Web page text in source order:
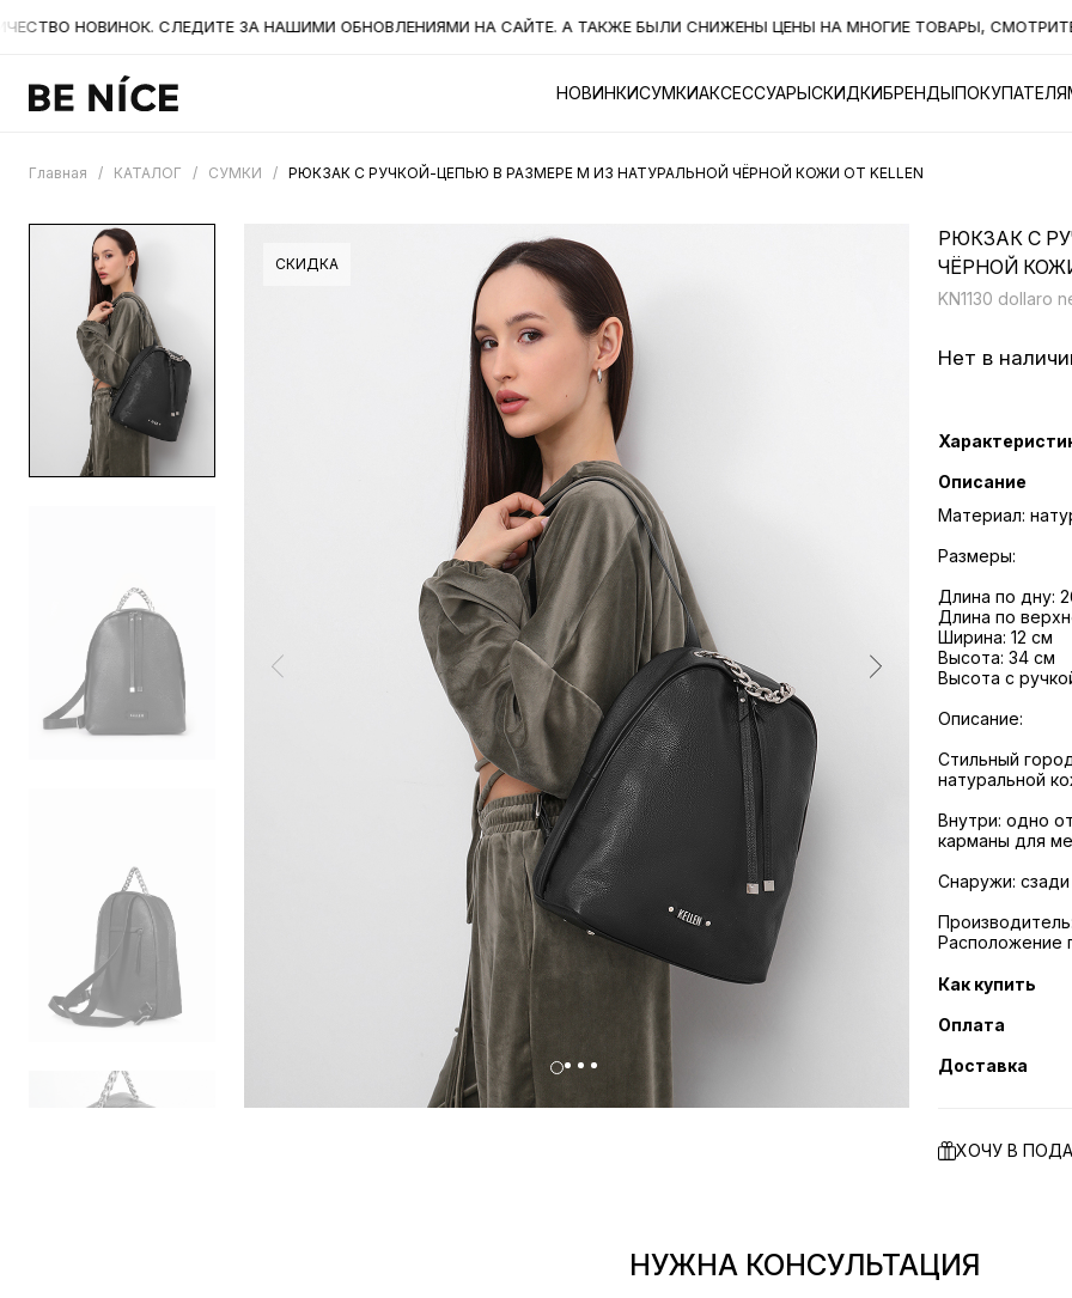
НОВИНОК. СЛЕДИТЕ ЗА НАШИМИ ОБНОВЛЕНИЯМИ НА САЙТЕ. А ТАКЖЕ БЫЛИ СНИЖЕНЫ ЦЕНЫ НА МНОГИЕ ТОВАРЫ, СМОТРИТЕ
НОВИНКИСУМКИАКСЕССУАРЫСКИДКИБРЕНДЫ
Главная / КАТАЛОГ / СУМКИ / РЮКЗАК С РУЧКОЙ-ЦЕПЬЮ В РАЗМЕРЕ М ИЗ НАТУРАЛЬНОЙ ЧЁРНОЙ КОЖИ ОТ KELLEN
СКИДКА
РЮКЗАК С
ЧЁРНОЙ
KN1130 dollaro
Нет в
Описание
Материал:
Размеры:
Длина по дну:
Длина по
Ширина: 12 см
Высота: 34 см
Высота с
Описание:
Стильный
натуральной
Внутри: одно
карманы для
Снаружи:
Расположение
Как купить
Оплата
Доставка
ХОЧУ В
НУЖНА КОНСУЛЬТАЦИЯ